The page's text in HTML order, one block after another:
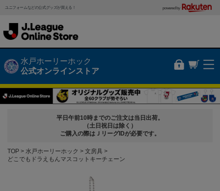
ユニフォームなどの公式グッズが買える！ powered by
水戸ホーリーホック
公式オンラインストア
平日午前10時までのご注文は当日出荷。
（土日祝日は除く）
ご購入の際はＪリーグIDが必要です。
TOP 水戸ホーリーホック
文房具
どこでもドラえもんマスコットキーチェーン